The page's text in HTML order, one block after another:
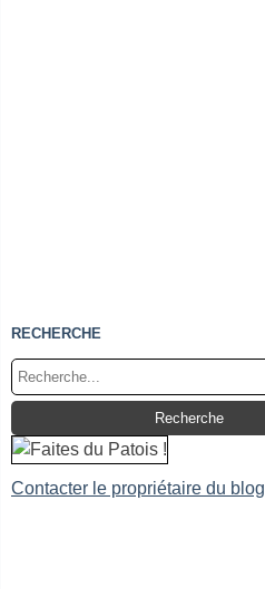
RECHERCHE
Contacter le propriétaire du blog